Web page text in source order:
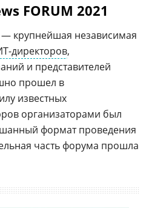
FORUM 2021
— крупнейшая независимая
директоров,
и представителей
прошел в
известных
организаторами был
формат проведения
часть форума прошла